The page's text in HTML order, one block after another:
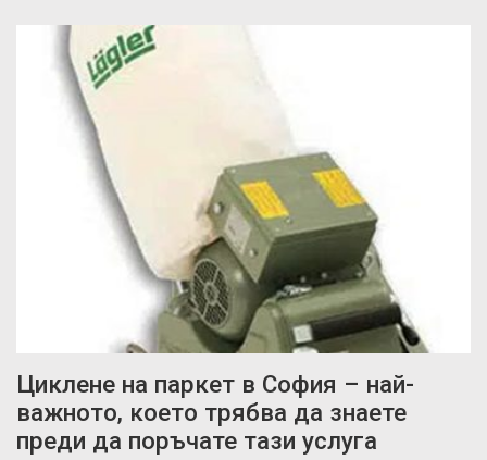
Циклене на паркет в София – най-
важното, което трябва да знаете
преди да поръчате тази услуга